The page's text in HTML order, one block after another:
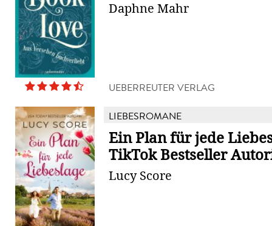
Daphne Mahr
UEBERREUTER VERLAG
LIEBESROMANE
Ein Plan für jede
TikTok Bestseller
Lucy Score